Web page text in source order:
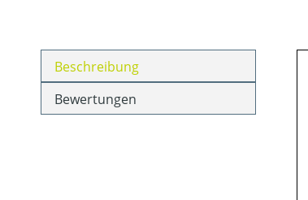
Beschreibung
Bewertungen